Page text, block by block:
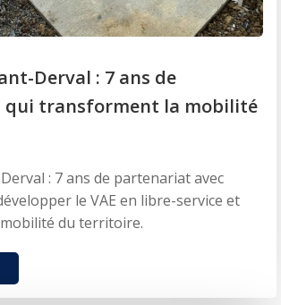
Derval : 7 ans de
transforment la mobilité
: 7 ans de partenariat avec
le VAE en libre-service et
du territoire.